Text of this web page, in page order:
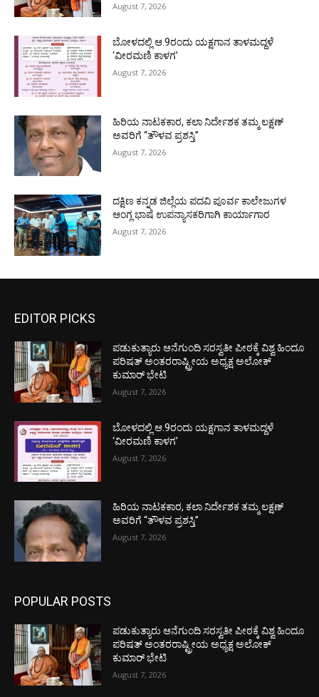
August 7, 2026
ಬೋಳದಲ್ಲಿ ಆ.9ರಂದು ಯಕ್ಷಗಾನ ತಾಳಮದ್ದಳೆ
‘ವೀರಮಣಿ ಕಾಳಗ’
August 7, 2026
ಹಿರಿಯ ನಾಟಕಕಾರ, ಕಲಾ ನಿರ್ದೇಶಕ ತಮ್ಮ ಲಕ್ಷಣ್
ಅವರಿಗೆ “ತೌಳವ ಪ್ರಶಸ್ತಿ”
August 7, 2026
ದಕ್ಷಿಣ ಕನ್ನಡ ಜಿಲ್ಲೆಯ ಪದವಿ ಪೂರ್ವ ಕಾಲೇಜುಗಳ
ಆಂಗ್ಲ ಭಾಷೆ ಉಪನ್ಯಾಸಕರಿಗಾಗಿ ಕಾರ್ಯಾಗಾರ
August 7, 2026
EDITOR PICKS
ಪಡುಕುತ್ಯಾರು ಆನೆಗುಂದಿ ಸರಸ್ವತೀ ಪೀಠಕ್ಕೆ ವಿಶ್ವ ಹಿಂದೂ
ಪರಿಷತ್ ಅಂತರರಾಷ್ಟ್ರೀಯ ಅಧ್ಯಕ್ಷ ಅಲೋಕ್
ಕುಮಾರ್ ಭೇಟಿ
August 7, 2026
ಬೋಳದಲ್ಲಿ ಆ.9ರಂದು ಯಕ್ಷಗಾನ ತಾಳಮದ್ದಳೆ
‘ವೀರಮಣಿ ಕಾಳಗ’
August 7, 2026
ಹಿರಿಯ ನಾಟಕಕಾರ, ಕಲಾ ನಿರ್ದೇಶಕ ತಮ್ಮ ಲಕ್ಷಣ್
ಅವರಿಗೆ “ತೌಳವ ಪ್ರಶಸ್ತಿ”
August 7, 2026
POPULAR POSTS
ಪಡುಕುತ್ಯಾರು ಆನೆಗುಂದಿ ಸರಸ್ವತೀ ಪೀಠಕ್ಕೆ ವಿಶ್ವ ಹಿಂದೂ
ಪರಿಷತ್ ಅಂತರರಾಷ್ಟ್ರೀಯ ಅಧ್ಯಕ್ಷ ಅಲೋಕ್
ಕುಮಾರ್ ಭೇಟಿ
August 7, 2026